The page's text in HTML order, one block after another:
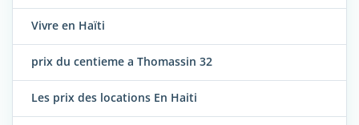
Vivre en Haïti
prix du centieme a Thomassin 32
Les prix des locations En Haiti